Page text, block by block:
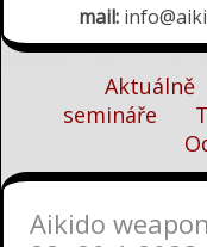
mail:
Aktuálně
semináře
Aikido